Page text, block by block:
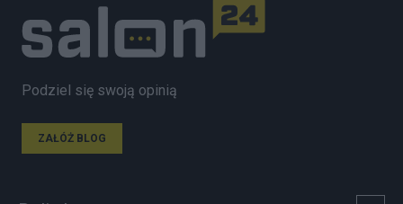
Podziel się swoją opinią
ZAŁÓŻ BLOG